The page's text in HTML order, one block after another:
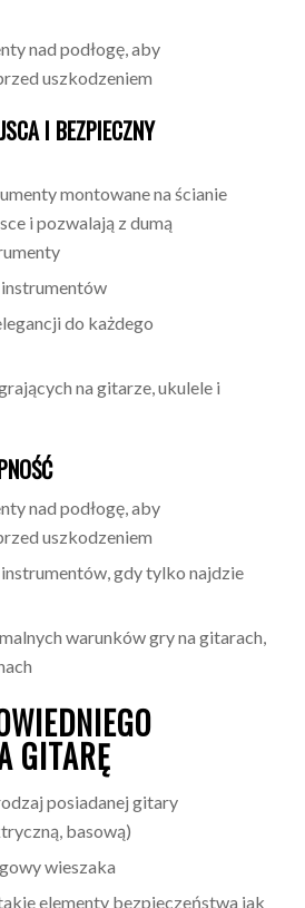
nad podłogę, aby
uszkodzeniem
I BEZPIECZNY
montowane na ścianie
i pozwalają z dumą
do każdego
na gitarze, ukulele i
nad podłogę, aby
uszkodzeniem
gdy tylko najdzie
warunków gry na gitarach,
GITARĘ
posiadanej gitary
basową)
wieszaka
elementy bezpieczeństwa jak